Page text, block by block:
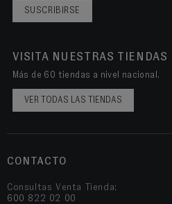
SUSCRIBIRSE
VISITA NUESTRAS TIENDAS
Más de 60 tiendas a nivel nacional.
VER TODAS LAS TIENDAS
CONTACTO
Consultas Venta Tienda:
600 822 02 00